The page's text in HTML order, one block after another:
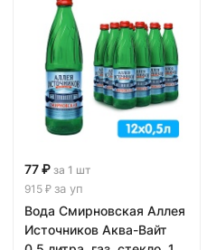
77 ₽ за 1 шт
915 ₽ за уп
Вода Смирновская Аллея
Источников Аква-Вайт